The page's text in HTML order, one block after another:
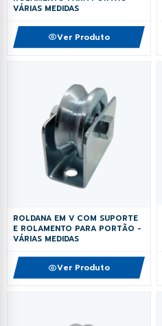
VÁRIAS MEDIDAS
Ver Produto
ROLDANA EM V COM SUPORTE
E ROLAMENTO PARA PORTÃO -
VÁRIAS MEDIDAS
Ver Produto